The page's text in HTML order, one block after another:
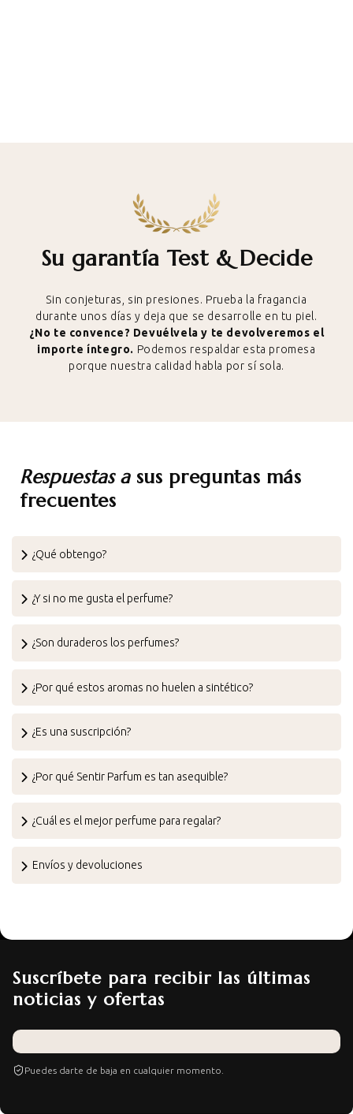
Su garantía Test & Decide
Sin conjeturas, sin presiones. Prueba la fragancia
durante unos días y deja que se desarrolle en tu piel.
¿No te convence? Devuélvela y te devolveremos el
importe íntegro. Podemos respaldar esta promesa
porque nuestra calidad habla por sí sola.
Respuestas asus preguntas más
frecuentes
¿Qué obtengo?
¿Y si no me gusta el perfume?
¿Son duraderos los perfumes?
¿Por qué estos aromas no huelen a sintético?
¿Es una suscripción?
¿Por qué Sentir Parfum es tan asequible?
¿Cuál es el mejor perfume para regalar?
Envíos y devoluciones
Suscríbete para recibir las últimas
noticias y ofertas
Puedes darte de baja en cualquier momento.